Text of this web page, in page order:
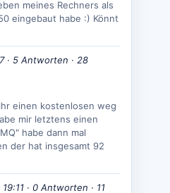
meines Rechners als
eingebaut habe :) Könnt
· 5 Antworten · 28
einen kostenlosen weg
mir letztens einen
habe dann mal
der hat insgesamt 92
· 0 Antworten · 11